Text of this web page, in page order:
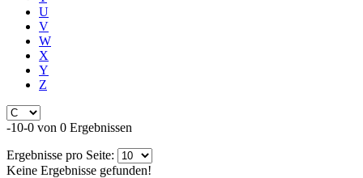
U
V
W
X
Y
Z
-10-0 von 0 Ergebnissen
Ergebnisse pro Seite:
Keine Ergebnisse gefunden!